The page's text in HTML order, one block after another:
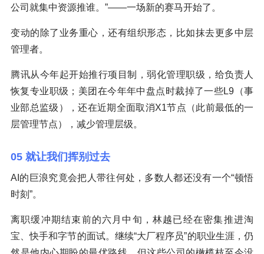
公司就集中资源推谁。”——一场新的赛马开始了。
变动的除了业务重心，还有组织形态，比如抹去更多中层
管理者。
腾讯从今年起开始推行项目制，弱化管理职级，给负责人
恢复专业职级；美团在今年年中盘点时裁掉了一些L9（事
业部总监级），还在近期全面取消X1节点（此前最低的一
层管理节点），减少管理层级。
05 就让我们挥别过去
AI的巨浪究竟会把人带往何处，多数人都还没有一个“顿悟
时刻”。
离职缓冲期结束前的六月中旬，林越已经在密集推进淘
宝、快手和字节的面试。继续“大厂程序员”的职业生涯，仍